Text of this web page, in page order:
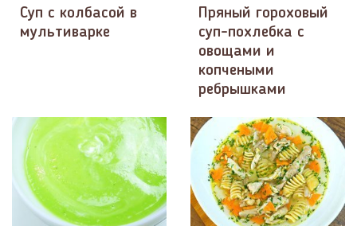
Суп с колбасой в
мультиварке
Пряный гороховый
суп-похлебка с
овощами и
копчеными
ребрышками